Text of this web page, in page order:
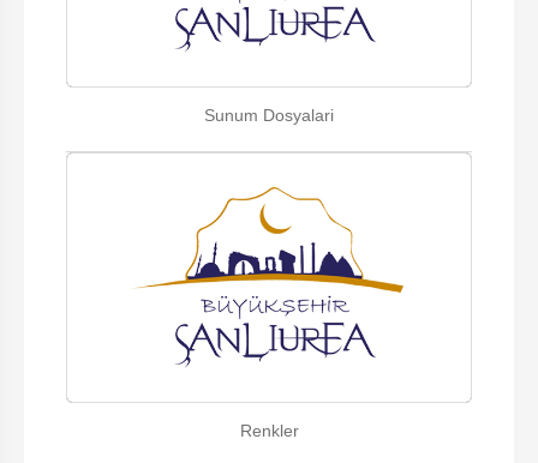
Sunum Dosyalari
Renkler